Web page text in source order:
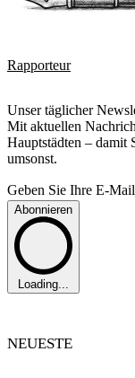
Rapporteur
Unser täglicher
Mit aktuellen
Hauptstädten – damit
umsonst.
Geben Sie Ihre E-
Abonnieren
Loading...
NEUESTE